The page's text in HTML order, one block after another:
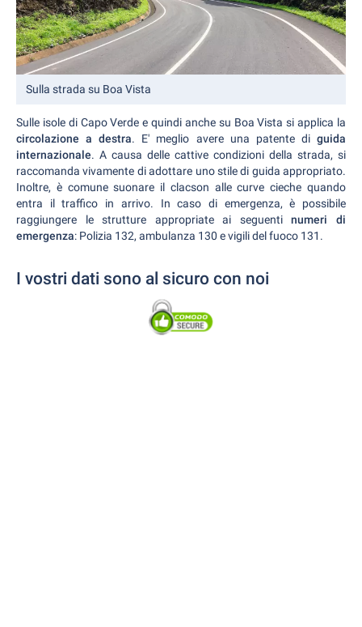
Sulla strada su Boa Vista
Sulle isole di Capo Verde e quindi anche su Boa Vista si applica la
circolazione a destra. E' meglio avere una patente diguida
internazionale. A causa delle cattive condizioni della strada, si
raccomanda vivamente di adottare uno stile di guida appropriato.
Inoltre, è comune suonare il clacson alle curve cieche quando
entra il traffico in arrivo. In caso di emergenza, è possibile
raggiungere le strutture appropriate ai seguentinumeri di
emergenza: Polizia 132, ambulanza 130 e vigili del fuoco 131.
I vostri dati sono al sicuro con noi